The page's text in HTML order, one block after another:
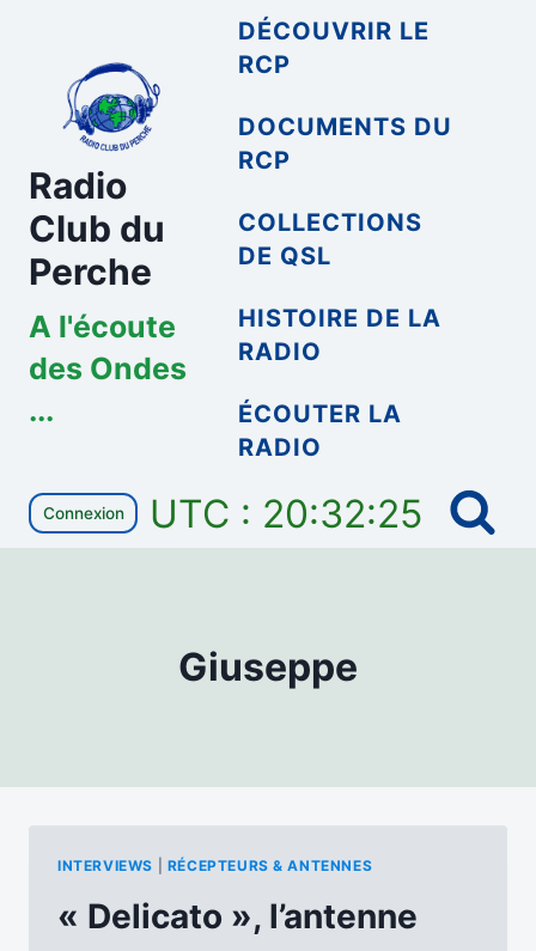
contenu
Radio
Club du
Perche
A l'écoute
des Ondes
...
DÉCOUVRIR LE
RCP
DOCUMENTS DU
RCP
COLLECTIONS
DE QSL
HISTOIRE DE LA
RADIO
ÉCOUTER LA
RADIO
Connexion UTC : 20:32:25
Giuseppe
INTERVIEWS RÉCEPTEURS & ANTENNES
« Delicato », l’antenne